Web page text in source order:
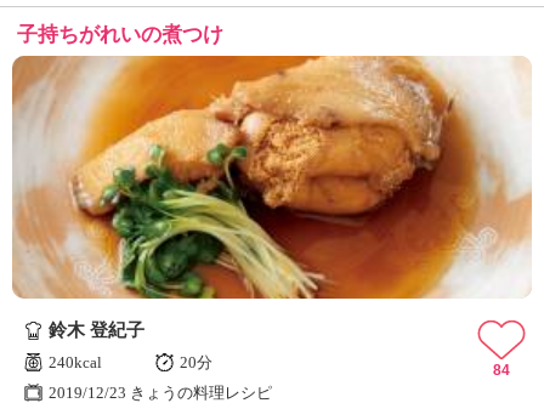
子持ちがれいの煮つけ
鈴木 登紀子
240kcal
20分
2019/12/23 きょうの料理レシピ
84